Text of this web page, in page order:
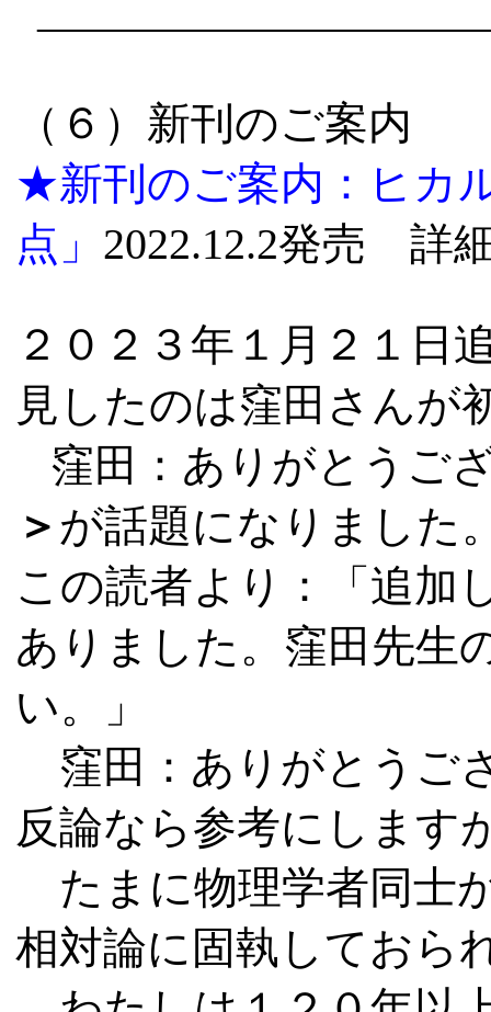
（６）新刊のご案内
★新刊のご案内：ヒカ
点」 2022.12.2発売
２０２３ 年 １ 月 ２１ 日
見したのは窪田さんが
窪田：ありがとうご
＞ が話題になりました
この読者より：「追加
ありました。窪田先生
い。」
窪田：ありがとうご
反論なら参考にします
たまに物理学者同士
相対論に固執しておら